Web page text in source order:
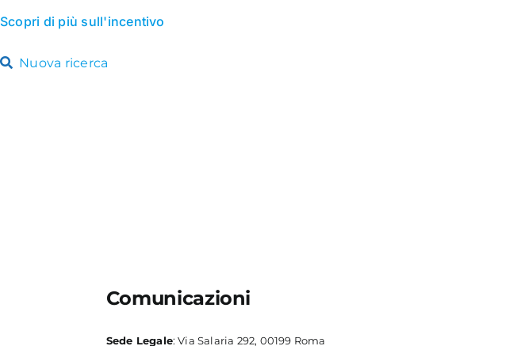
Scopri di più sull'incentivo
Nuova ricerca
Comunicazioni
Sede Legale: Via Salaria 292, 00199 Roma